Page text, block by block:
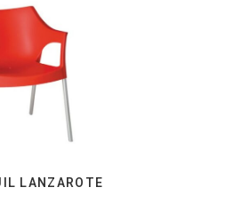
LANZAROTE